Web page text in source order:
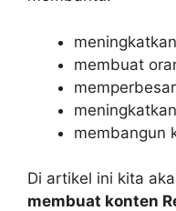
membuat
membangun
Di artikel ini kita
membuat konten